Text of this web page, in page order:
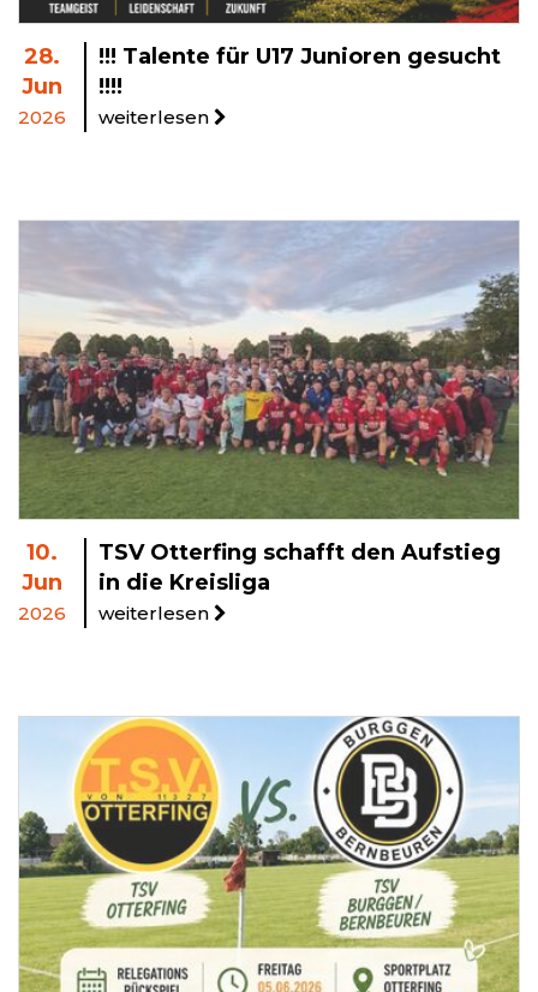
28.
Jun
2026
!!! Talente für U17 Junioren gesucht
!!!!
weiterlesen
10.
Jun
2026
TSV Otterfing schafft den Aufstieg
in die Kreisliga
weiterlesen